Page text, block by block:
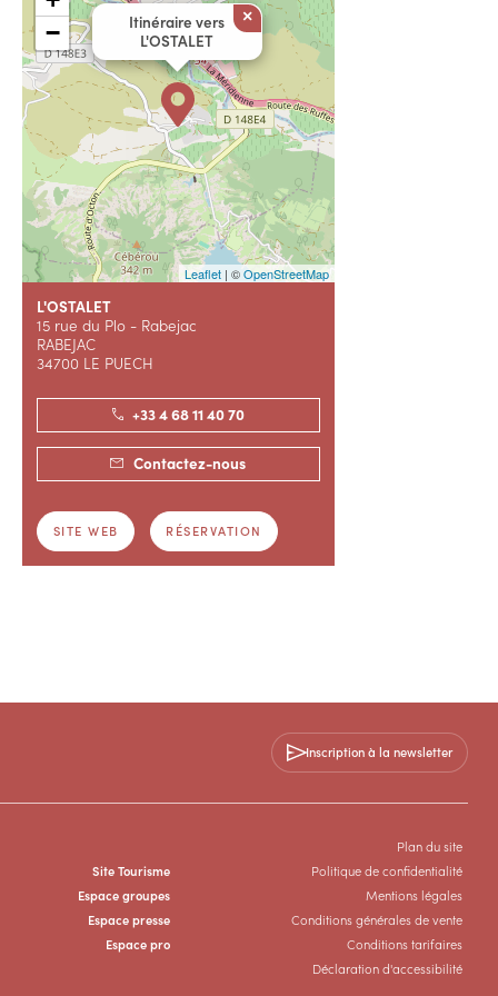
Itinéraire vers
L'OSTALET
×
−
Leaflet | ©OpenStreetMap
L'OSTALET
15 rue du Plo - Rabejac
RABEJAC
34700 LE PUECH
+33 4 68 11 40 70
Contactez-nous
SITE WEB RÉSERVATION
Inscription à la newsletter
Site Tourisme
Espace groupes
Espace presse
Espace pro
Plan du site
Politique de confidentialité
Mentions légales
Conditions générales de vente
Conditions tarifaires
Déclaration d'accessibilité